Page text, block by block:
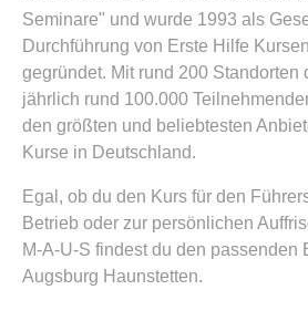
Seminare" und wurde 1993 als
Durchführung von Erste Hilfe
gegründet. Mit rund 200 Standorten
jährlich rund 100.000
den größten und beliebtesten
Kurse in Deutschland.
Egal, ob du den Kurs für den
Betrieb oder zur persönlichen
M-A-U-S findest du den passenden
Augsburg Haunstetten.